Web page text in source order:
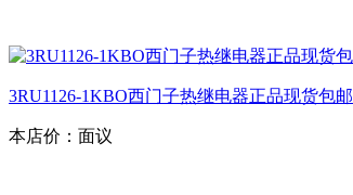
3RU1126-1KBO西门子热继电器正品现货包邮
本店价： 面议